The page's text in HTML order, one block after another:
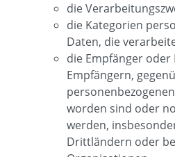
die
die Kategorien
Daten, die
die Empfänger oder
Empfängern,
worden sind oder
werden,
Drittländern oder